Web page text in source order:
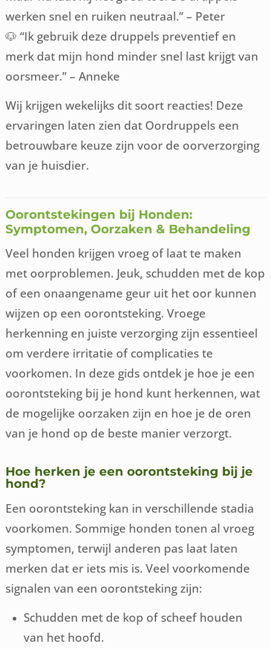
werken snel en ruiken neutraal.” – Peter
🐶 “Ik gebruik deze druppels preventief en
merk dat mijn hond minder snel last krijgt van
oorsmeer.” – Anneke
Wij krijgen wekelijks dit soort reacties! Deze
ervaringen laten zien dat Oordruppels een
betrouwbare keuze zijn voor de oorverzorging
van je huisdier.
Oorontstekingen bij Honden:
Symptomen, Oorzaken & Behandeling
Veel honden krijgen vroeg of laat te maken
met oorproblemen. Jeuk, schudden met de kop
of een onaangename geur uit het oor kunnen
wijzen op een oorontsteking. Vroege
herkenning en juiste verzorging zijn essentieel
om verdere irritatie of complicaties te
voorkomen. In deze gids ontdek je hoe je een
oorontsteking bij je hond kunt herkennen, wat
de mogelijke oorzaken zijn en hoe je de oren
van je hond op de beste manier verzorgt.
Hoe herken je een oorontsteking bij je
hond?
Een oorontsteking kan in verschillende stadia
voorkomen. Sommige honden tonen al vroeg
symptomen, terwijl anderen pas laat laten
merken dat er iets mis is. Veel voorkomende
signalen van een oorontsteking zijn:
Schudden met de kop of scheef houden
van het hoofd.